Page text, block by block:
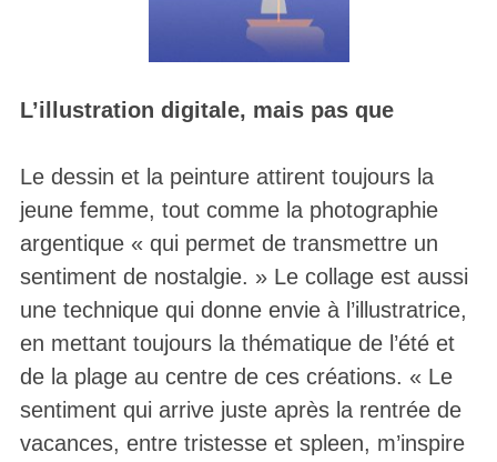
L’illustration digitale, mais pas que
Le dessin et la peinture attirent toujours la
jeune femme, tout comme la photographie
argentique « qui permet de transmettre un
sentiment de nostalgie. » Le collage est aussi
une technique qui donne envie à l’illustratrice,
en mettant toujours la thématique de l’été et
de la plage au centre de ces créations. « Le
sentiment qui arrive juste après la rentrée de
vacances, entre tristesse et spleen, m’inspire